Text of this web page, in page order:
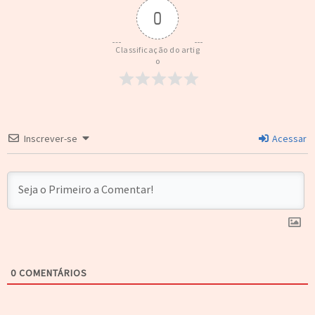
0
Classificação do artig
o
Inscrever-se Acessar
0 COMENTÁRIOS